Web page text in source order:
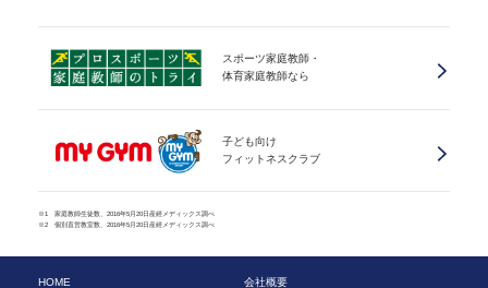
スポーツ家庭教師・
体育家庭教師なら
子ども向け
フィットネスクラブ
※1 家庭教師生徒数、2016年5月20日産經メディックス調べ
※2 個別直営教室数、2016年5月20日産經メディックス調べ
HOME
会社概要